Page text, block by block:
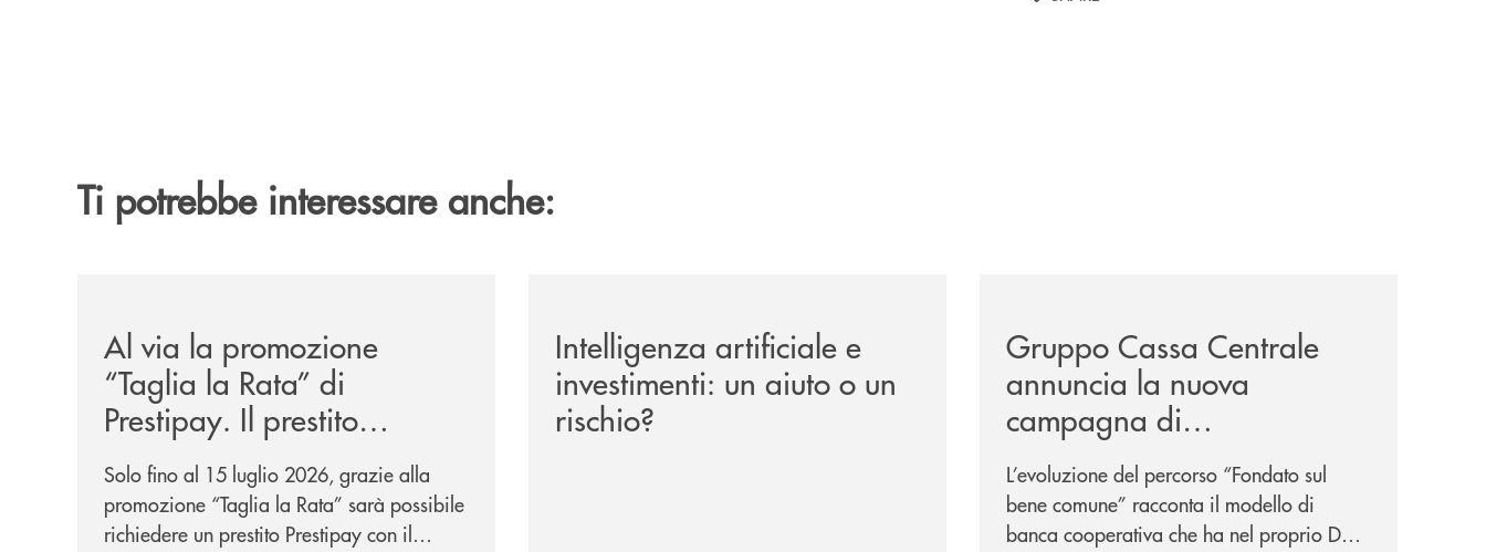
Ti potrebbe interessare anche:
Al via la promozione
“Taglia la Rata” di
Prestipay. Il prestito
personale che si fa in due
per te!
Solo fino al 15 luglio 2026, grazie alla
promozione “Taglia la Rata” sarà possibile
richiedere un prestito Prestipay con il
Intelligenza artificiale e
investimenti: un aiuto o un
rischio?
Gruppo Cassa Centrale
annuncia la nuova
campagna di
comunicazione
nazionale: “Oggi si dice
ESG. Per noi è fare la cosa
L’evoluzione del percorso “Fondato sul
bene comune” racconta il modello di
banca cooperativa che ha nel proprio DNA